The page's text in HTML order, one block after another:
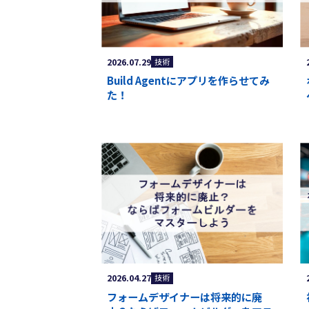
ServiceNow に
075-
2026.07.29 技術
Build Agentにアプリを作らせてみ
た！
2026.04.27 技術
フォームデザイナーは将来的に廃